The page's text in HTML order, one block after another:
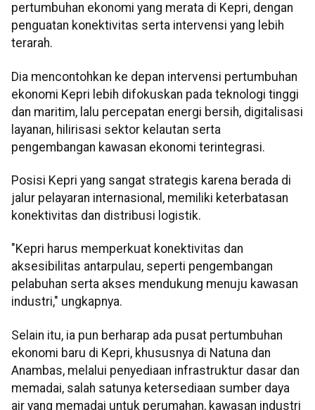
pertumbuhan ekonomi yang merata di Kepri, dengan
penguatan konektivitas serta intervensi yang lebih
terarah.
Dia mencontohkan ke depan intervensi pertumbuhan
ekonomi Kepri lebih difokuskan pada teknologi tinggi
dan maritim, lalu percepatan energi bersih, digitalisasi
layanan, hilirisasi sektor kelautan serta
pengembangan kawasan ekonomi terintegrasi.
Posisi Kepri yang sangat strategis karena berada di
jalur pelayaran internasional, memiliki keterbatasan
konektivitas dan distribusi logistik.
"Kepri harus memperkuat konektivitas dan
aksesibilitas antarpulau, seperti pengembangan
pelabuhan serta akses mendukung menuju kawasan
industri," ungkapnya.
Selain itu, ia pun berharap ada pusat pertumbuhan
ekonomi baru di Kepri, khususnya di Natuna dan
Anambas, melalui penyediaan infrastruktur dasar dan
memadai, salah satunya ketersediaan sumber daya
air yang memadai untuk perumahan, kawasan industri